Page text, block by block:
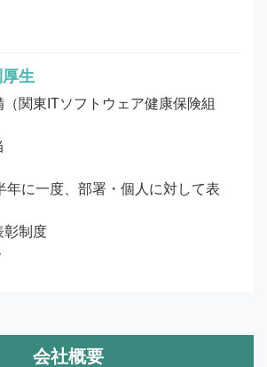
生
関東ITソフトウェア健康保険組
年に一度、部署・個人に対して表
彰制度
会社概要